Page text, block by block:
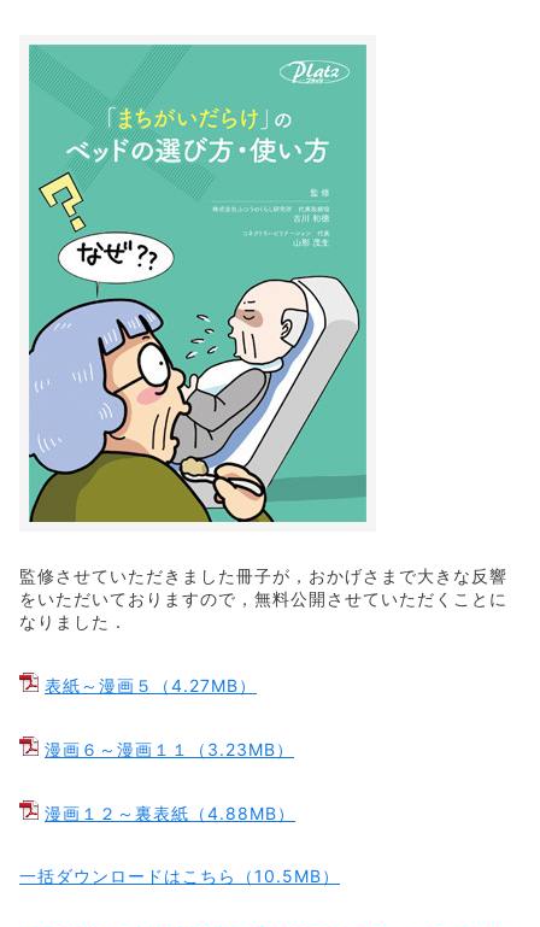
監修させていただきました冊子が，おかげさまで大きな反響
をいただいておりますので，無料公開させていただくことに
なりました．
表紙～漫画５（4.27MB）
漫画６～漫画１１（3.23MB）
漫画１２～裏表紙（4.88MB）
一括ダウンロードはこちら（10.5MB）